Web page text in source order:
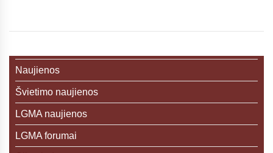
Naujienos
Švietimo naujienos
LGMA naujienos
LGMA forumai